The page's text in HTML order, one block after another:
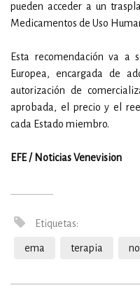
pueden acceder a un
Medicamentos de Uso
Esta recomendación va a
Europea, encargada de
autorización de
aprobada, el precio y el
cada Estado miembro.
EFE / Noticias Venevision
Etiquetas:
ema terapia